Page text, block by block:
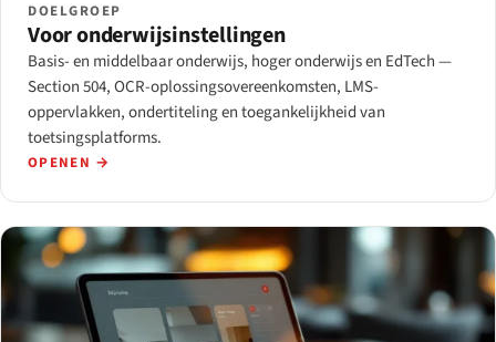
DOELGROEP
Voor onderwijsinstellingen
Basis- en middelbaar onderwijs, hoger onderwijs en EdTech —
Section 504, OCR-oplossingsovereenkomsten, LMS-
oppervlakken, ondertiteling en toegankelijkheid van
toetsingsplatforms.
OPENEN →